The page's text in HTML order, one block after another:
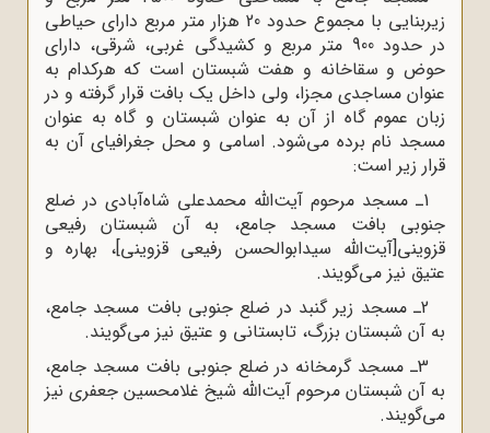
زیربنایی با مجموع حدود 20 هزار متر مربع دارای حیاطی
در حدود 900 متر مربع و کشیدگی غربی، شرقی، دارای
حوض و سقاخانه و هفت شبستان است که هرکدام به
عنوان مساجدی مجزا، ولی داخل یک بافت قرار گرفته و در
زبان عموم گاه از آن به عنوان شبستان و گاه به عنوان
مسجد نام برده می‌شود. اسامی و محل جغرافیای آن به
قرار زیر است:
1ـ مسجد مرحوم آیت‌الله محمدعلی شاه‌آبادی در ضلع
جنوبی بافت مسجد جامع، به آن شبستان رفیعی
قزوینی[آیت‌الله سیدابوالحسن رفیعی قزوینی]، بهاره و
عتیق نیز می‌گویند.
2ـ مسجد زیر گنبد در ضلع جنوبی بافت مسجد جامع،
به آن شبستان بزرگ، تابستانی و عتیق نیز می‌گویند.
3ـ مسجد گرمخانه در ضلع جنوبی بافت مسجد جامع،
به آن شبستان مرحوم آیت‌الله شیخ غلامحسین جعفری نیز
می‌گویند.